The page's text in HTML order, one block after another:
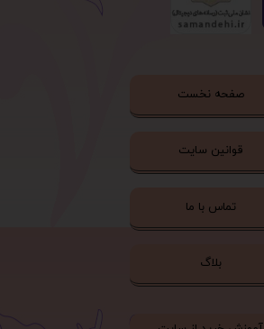
صفحه نخست
قوانین سایت
تماس با ما
بلاگ